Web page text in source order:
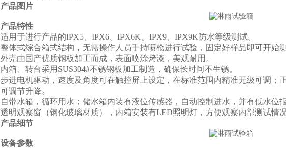
产品图片
产品特性
适用于进行产品的IPX5、IPX6 、IPX6K、IPX9、IPX9K防水等级测试。
整体式综合箱式结构 ， 无需操作人员手持喷枪进行试验，固定好样品即可开始测
外壳由国产优质钢板加工而成，表面喷涂烤漆，美观耐用。
内箱
转台采用 SUS304#不锈钢板加工制造，确保长时间不生锈。
步进电机驱动 ，速度及角度可在触控屏上设定，在标准范围内精准无级可调；
可调节升降。
自带水箱，循环用水 ；储水箱内装有液位传感器， 自动控制进水，并有低水位
透明观察窗 （钢化玻璃材质） ， 内箱安装有LED照明灯，方便观察内部测试情况
产品细节
设备参数